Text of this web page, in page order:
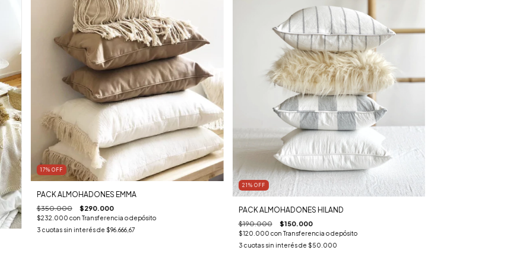
17% OFF
PACK ALMOHADONES EMMA
$350.000 $290.000
$232.000con Transferencia o depósito
3 cuotas sin interés de $96.666,67
21 % OFF
PACK ALMOHADONES HILAND
$190.000 $150.000
$120.000conTransferencia o depósito
3cuotas sin interés de $50.000